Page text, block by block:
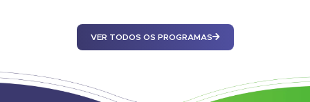
VER TODOS OS PROGRAMAS